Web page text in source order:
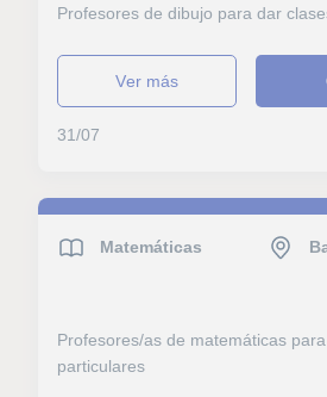
Profesores de dibujo para dar
ver más
31/07
Matemáticas
Profesores/as de matemáticas
particulares